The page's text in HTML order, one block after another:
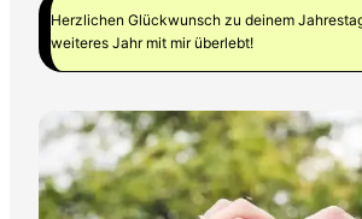
Herzlichen Glückwunsch zu deinem
weiteres Jahr mit mir überlebt!